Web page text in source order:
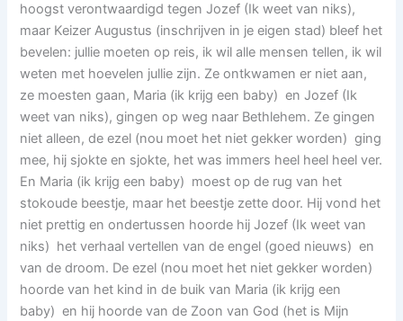
hoogst verontwaardigd tegen Jozef (Ik weet van niks),
maar Keizer Augustus (inschrijven in je eigen stad) bleef het
bevelen: jullie moeten op reis, ik wil alle mensen tellen, ik wil
weten met hoevelen jullie zijn. Ze ontkwamen er niet aan,
ze moesten gaan, Maria (ik krijg een baby) en Jozef (Ik
weet van niks), gingen op weg naar Bethlehem. Ze gingen
niet alleen, de ezel (nou moet het niet gekker worden) ging
mee, hij sjokte en sjokte, het was immers heel heel heel ver.
En Maria (ik krijg een baby) moest op de rug van het
stokoude beestje, maar het beestje zette door. Hij vond het
niet prettig en ondertussen hoorde hij Jozef (Ik weet van
niks) het verhaal vertellen van de engel (goed nieuws) en
van de droom. De ezel (nou moet het niet gekker worden)
hoorde van het kind in de buik van Maria (ik krijg een
baby) en hij hoorde van de Zoon van God (het is Mijn